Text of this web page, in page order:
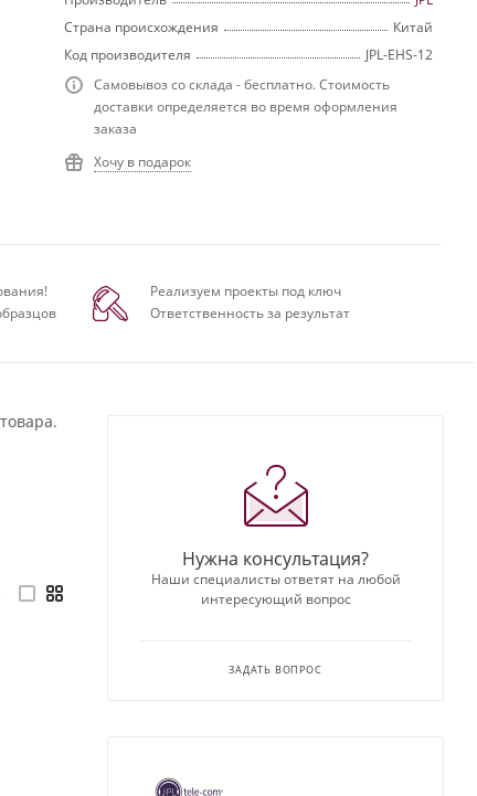
Страна происхождения
Китай
Код производителя
JPL-EHS-12
Самовывоз со склада - бесплатно. Стоимость
доставки определяется во время оформления
заказа
Хочу в подарок
Реализуем проекты под ключ
Ответственность за результат
Нужна консультация?
Наши специалисты ответят на любой
интересующий вопрос
ЗАДАТЬ ВОПРОС